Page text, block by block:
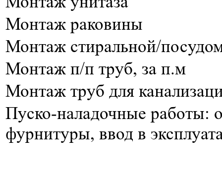
Монтаж раковины
Монтаж стиральной/
Монтаж п/п труб, за п.м
Монтаж труб для
Пуско-наладочные работы:
фурнитуры, ввод в